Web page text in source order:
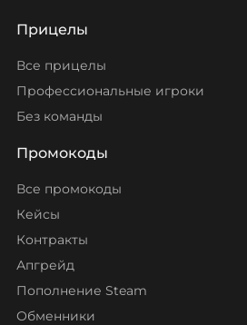
Прицелы
Все прицелы
Профессиональные игроки
Без команды
Промокоды
Все промокоды
Кейсы
Контракты
Апгрейд
Пополнение Steam
Обменники